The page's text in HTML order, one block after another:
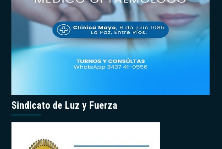
Sindicato de Luz y Fuerza